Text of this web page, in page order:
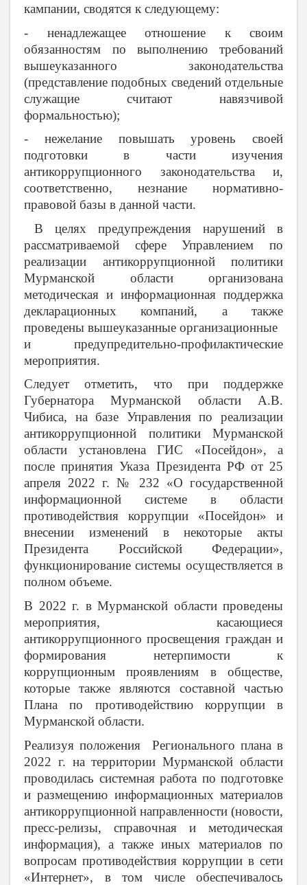
кампании, сводятся к следующему:
- ненадлежащее отношение к своим
обязанностям по выполнению требований
вышеуказанного законодательства
(представление подобных сведений отдельные
служащие считают навязчивой
формальностью);
- нежелание повышать уровень своей
подготовки в части изучения
антикоррупционного законодательства и,
соответственно, незнание нормативно-
правовой базы в данной части.
В целях предупреждения нарушений в
рассматриваемой сфереУправлением по
реализации антикоррупционной политики
Мурманской областиорганизована
методическая и информационная поддержка
декларационных компаний, а также
проведены вышеуказанные организационные
и предупредительно-профилактические
мероприятия.
Следует отметить, что при поддержке
Губернатора Мурманской области А.В.
Чибиса, на базе Управленияпо реализации
антикоррупционной политики Мурманской
области установлена ГИС «Посейдон», а
после принятия Указа Президента РФ от 25
апреля 2022 г. № 232 «О государственной
информационной системе в области
противодействия коррупции «Посейдон» и
внесении изменений в некоторые акты
Президента Российской Федерации»,
функционирование системы осуществляется в
полном объеме.
В 2022 г. в Мурманской области проведены
мероприятия, касающиеся
антикоррупционного просвещения граждан и
формирования нетерпимости к
коррупционным проявлениям в обществе,
которые также являются составной частью
Плана по противодействию коррупции в
Мурманской области.
Реализуя положения Регионального плана в
2022 г. на территории Мурманской области
проводилась системная работа по подготовке
и размещению информационных материалов
антикоррупционной направленности (новости,
пресс-релизы, справочная и методическая
информация), а также иных материалов по
вопросам противодействия коррупции в сети
«Интернет», в том числе обеспечивалось